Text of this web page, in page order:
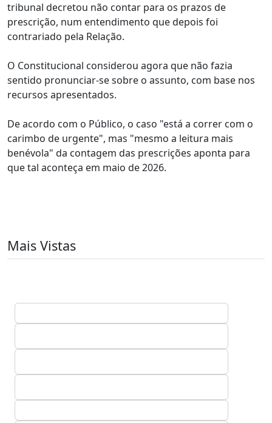
tribunal decretou não contar para os prazos de
prescrição, num entendimento que depois foi
contrariado pela Relação.
O Constitucional considerou agora que não fazia
sentido pronunciar-se sobre o assunto, com base nos
recursos apresentados.
De acordo com o Público, o caso "está a correr com o
carimbo de urgente", mas "mesmo a leitura mais
benévola" da contagem das prescrições aponta para
que tal aconteça em maio de 2026.
Mais Vistas